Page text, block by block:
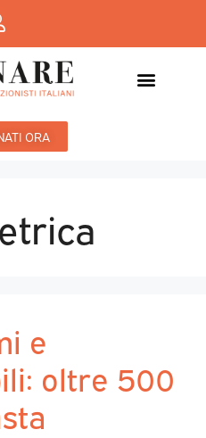
ORA
e
oltre 500